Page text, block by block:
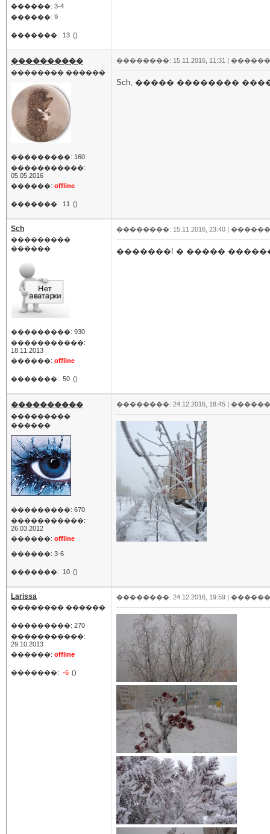
������: 3-4
������: 9
�������: 13 ()
����������
�������� ������
���������: 160
�����������:
05.05.2016
������: offline
�������: 11 ()
��������: 15.11.2016, 11:31 |
Sch, ����� ��������
Sch
���������
������
���������: 930
�����������:
18.11.2013
������: offline
�������: 50 ()
��������: 15.11.2016, 23:40 |
�������! � �����
����������
���������
������
���������: 670
�����������:
26.03.2012
������: offline
������: 3-6
�������: 10 ()
��������: 24.12.2016, 18:45 |
Larissa
�������� ������
���������: 270
�����������:
29.10.2013
������: offline
�������: -6 ()
��������: 24.12.2016, 19:59 |